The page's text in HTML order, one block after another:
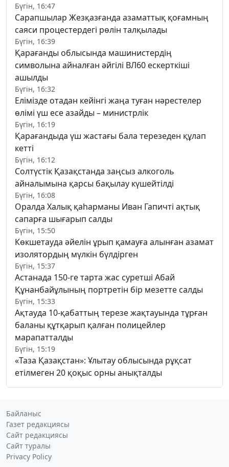
Бүгін, 16:47
Сарапшылар Жезқазғанда азаматтық қоғамның
саяси процестердегі рөлін талқылады
Бүгін, 16:39
Қарағанды облысында машинистердің
символына айналған әйгілі ВЛ60 ескерткіші
ашылды
Бүгін, 16:32
Елімізде отадан кейінгі жаңа туған нәрестелер
өлімі үш есе азайды – министрлік
Бүгін, 16:19
Қарағандыда үш жастағы бала терезеден құлап
кетті
Бүгін, 16:12
Солтүстік Қазақстанда заңсыз алкоголь
айналымына қарсы бақылау күшейтілді
Бүгін, 16:08
Оралда Халық қаһарманы Иван Гапичті ақтық
сапарға шығарып салды
Бүгін, 15:50
Көкшетауда әйелін ұрып қамауға алынған азамат
изолятордың мүлкін бүлдірген
Бүгін, 15:37
Астанада 150-ге тарта жас суретші Абай
Құнанбайұлының портретін бір мезетте салды
Бүгін, 15:33
Ақтауда 10-қабаттың терезе жақтауында тұрған
баланы құтқарып қалған полицейлер
марапатталды
Бүгін, 15:19
«Таза Қазақстан»: Ұлытау облысында рұқсат
етілмеген 20 қоқыс орны анықталды
Байланыс
Газет редакциясы
Сайт редакциясы
Сайт туралы
Privacy Policy